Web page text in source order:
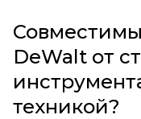
DeWalt от
техникой?